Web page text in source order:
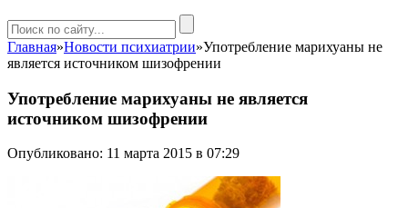
Главная»Новости психиатрии»Употребление марихуаны не
является источником шизофрении
Употребление марихуаны не является
источником шизофрении
Опубликовано: 11 марта 2015 в 07:29